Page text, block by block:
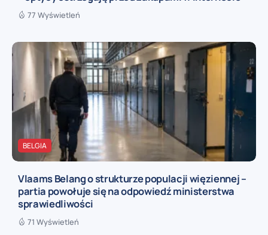
77 Wyświetleń
BELGIA
Vlaams Belang o strukturze populacji więziennej –
partia powołuje się na odpowiedź ministerstwa
sprawiedliwości
71 Wyświetleń